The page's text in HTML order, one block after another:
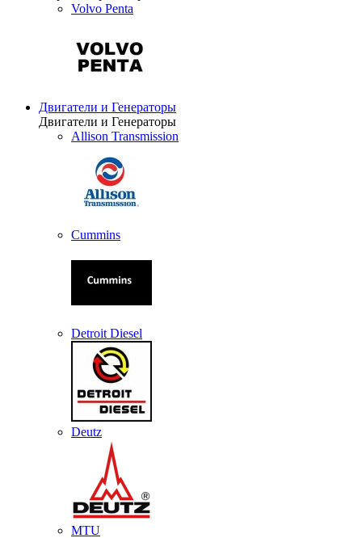
Volvo Penta
Двигатели и Генераторы
Двигатели и Генераторы
Allison Transmission
Cummins
Detroit Diesel
Deutz
MTU